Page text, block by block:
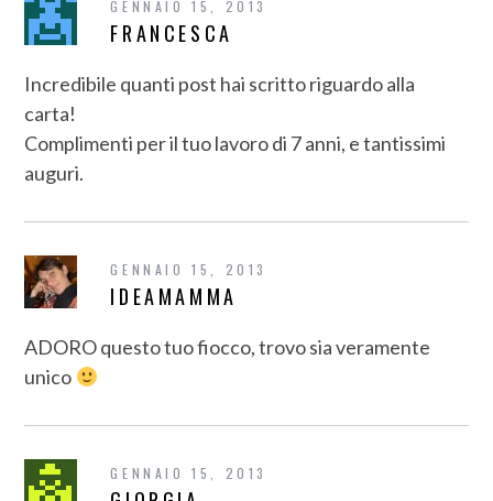
GENNAIO 15, 2013
FRANCESCA
Incredibile quanti post hai scritto riguardo alla
carta!
Complimenti per il tuo lavoro di 7 anni, e tantissimi
auguri.
GENNAIO 15, 2013
IDEAMAMMA
ADORO questo tuo fiocco, trovo sia veramente
unico
GENNAIO 15, 2013